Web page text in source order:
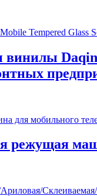
винилы
режущая